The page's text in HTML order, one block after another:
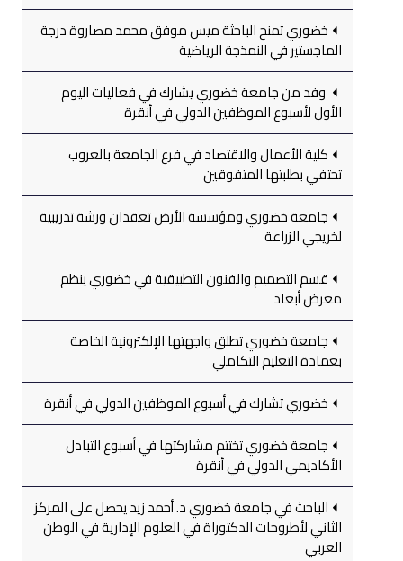
خضوري تمنح الباحثة ميس موفق محمد مصاروة درجة
الماجستير في النمذجة الرياضية
وفد من جامعة خضوري يشارك في فعاليات اليوم
الأول لأسبوع الموظفين الدولي في أنقرة
كلية الأعمال والاقتصاد في فرع الجامعة بالعروب
تحتفي بطلبتها المتفوقين
جامعة خضوري ومؤسسة الأرض تعقدان ورشة تدريبية
لخريجي الزراعة
قسم التصميم والفنون التطبيقية في خضوري ينظم
معرض أبعاد
جامعة خضوري تطلق واجهتها الإلكترونية الخاصة
بعمادة التعليم التكاملي
خضوري تشارك في أسبوع الموظفين الدولي في أنقرة
جامعة خضوري تختتم مشاركتها في أسبوع التبادل
الأكاديمي الدولي في أنقرة
الباحث في جامعة خضوري د. أحمد زيد يحصل على المركز
الثاني لأطروحات الدكتوراة في العلوم الإدارية في الوطن
العربي